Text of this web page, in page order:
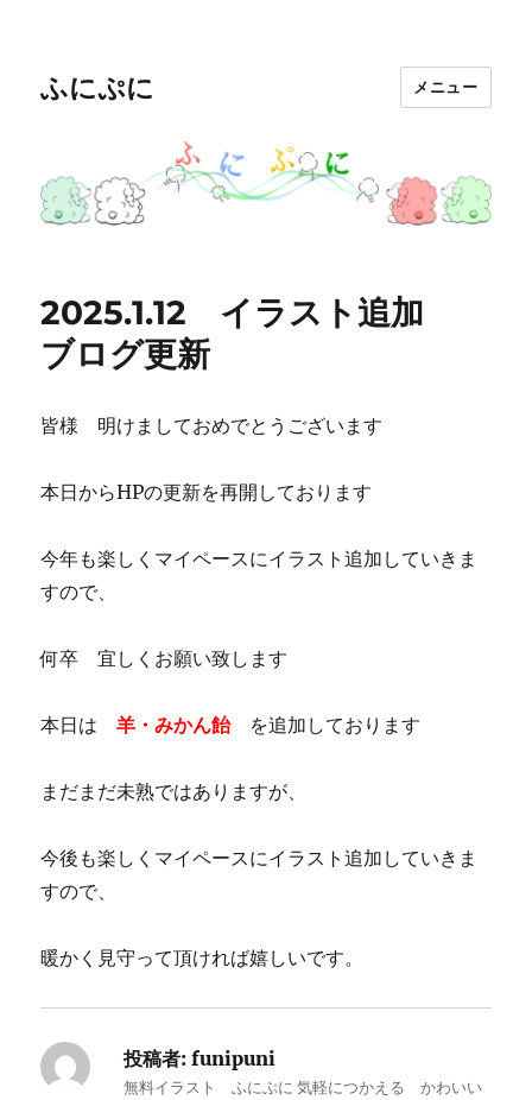
ふにぷに メニュー
2025.1.12 イラスト追加
ブログ更新
皆様 明けましておめでとうございます
本日からHPの更新を再開しております
今年も楽しくマイペースにイラスト追加していきま
すので、
何卒 宜しくお願い致します
本日は羊・みかん飴 を追加しております
まだまだ未熟ではありますが、
今後も楽しくマイペースにイラスト追加していきま
すので、
暖かく見守って頂ければ嬉しいです。
投稿者: funipuni
無料イラスト ふにぷに 気軽につかえる かわいい